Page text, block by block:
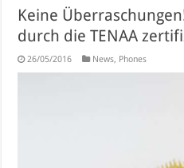
Keine
durch die TENAA
26/05/2016 News, Phones